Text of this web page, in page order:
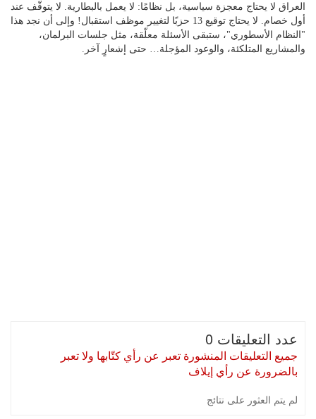
العراق لا يحتاج معجزة سياسية، بل نظامًا: لا يعمل بالبطارية. لا يتوقّف عند
أول خصام. لا يحتاج توقيع 13 حزبًا لتغيير موظف استقبال! وإلى أن نجد هذا
"النظام الأسطوري"، ستبقى الأسئلة معلّقة، مثل جلسات البرلمان،
والمشاريع المتلكئة، والوعود المؤجلة… حتى إشعارٍ آخر.
عدد التعليقات 0
جميع التعليقات المنشورة تعبر عن رأي كتّابها ولا تعبر
بالضرورة عن رأي إيلاف
لم يتم العثور على نتائج